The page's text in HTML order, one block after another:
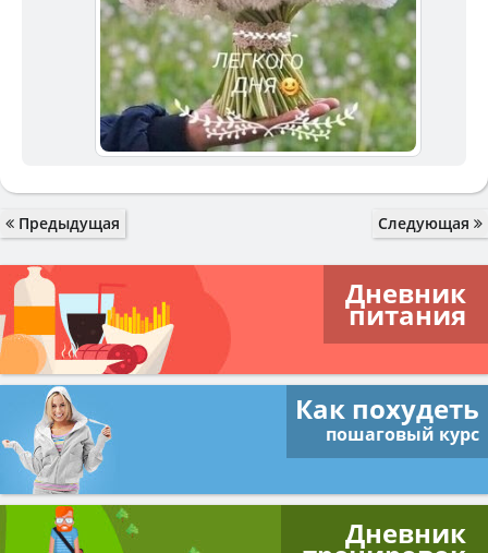
Предыдущая Следующая
Дневник
питания
Как похудеть
пошаговый курс
Дневник